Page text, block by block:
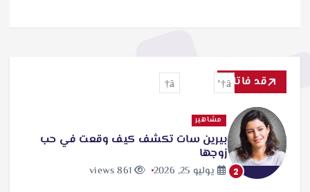
قد فاتك
2
مشاهير
بيرين سات تكشف كيف وقعت في حب
زوجها
يوليو 25, 2026 861 views